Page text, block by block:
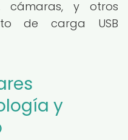
cámaras, y otros
de carga USB
y